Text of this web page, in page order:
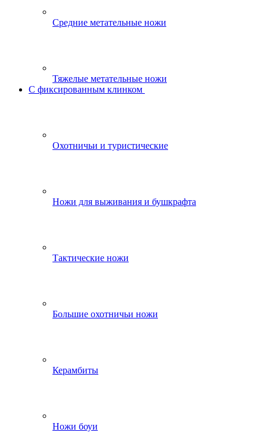
Средние метательные ножи
Тяжелые метательные ножи
С фиксированным клинком
Охотничьи и туристические
Ножи для выживания и бушкрафта
Тактические ножи
Большие охотничьи ножи
Керамбиты
Ножи боуи